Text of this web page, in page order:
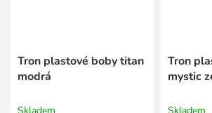
Tron plastové boby titan
modrá
Tron
mystic